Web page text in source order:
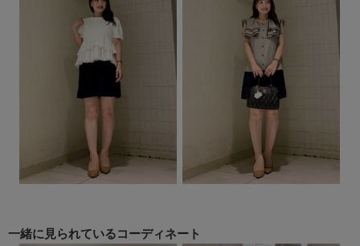
一緒に見られているコーディネート